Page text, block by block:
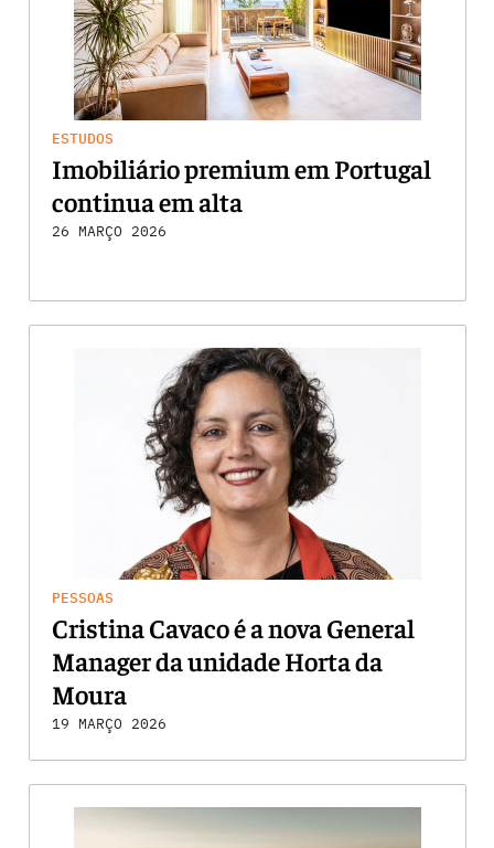
ESTUDOS
Imobiliário premium em Portugal
continua em alta
26 MARÇO 2026
PESSOAS
Cristina Cavaco é a nova General
Manager da unidade Horta da
Moura
19 MARÇO 2026